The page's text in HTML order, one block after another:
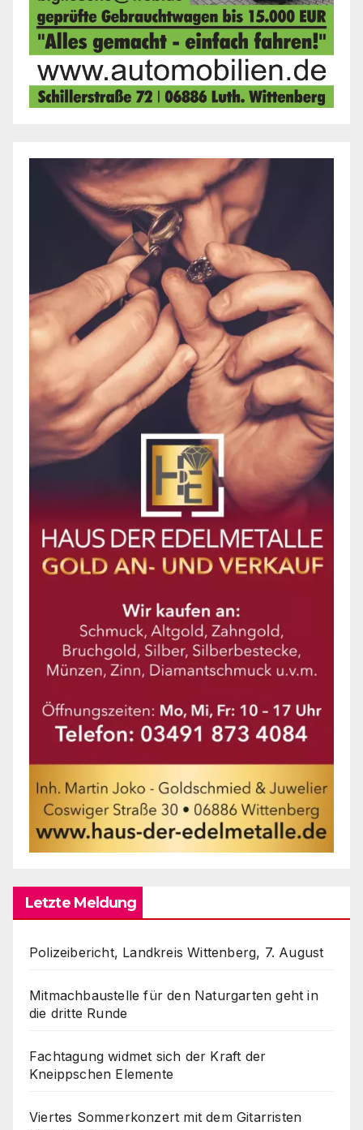
Letzte Meldung
Polizeibericht, Landkreis Wittenberg, 7. August
Mitmachbaustelle für den Naturgarten geht in
die dritte Runde
Fachtagung widmet sich der Kraft der
Kneippschen Elemente
Viertes Sommerkonzert mit dem Gitarristen